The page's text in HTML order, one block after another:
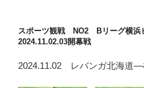
スポーツ観戦 NO2 Bリーグ横浜
2024.11.02.03開幕戦
2024.11.02 レバンガ北海道―